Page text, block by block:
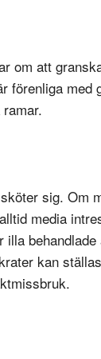
om att
förenliga med
sig. Om
media
kan